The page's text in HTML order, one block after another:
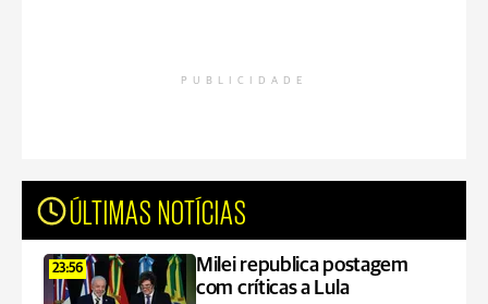
PUBLICIDADE
ÚLTIMAS NOTÍCIAS
23:56
Milei republica postagem
com críticas a Lula